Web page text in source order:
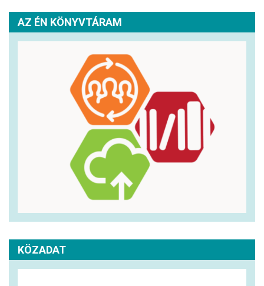
AZ ÉN KÖNYVTÁRAM
KÖZADAT